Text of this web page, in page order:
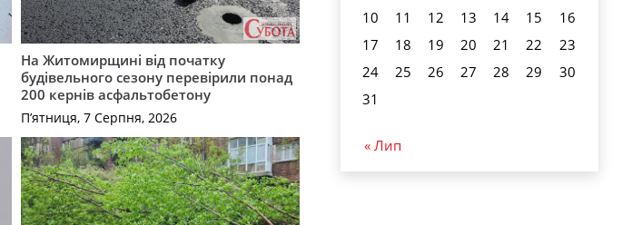
На Житомирщині від початку
будівельного сезону перевірили понад
200 кернів асфальтобетону
П’ятниця, 7 Серпня, 2026
10
11 12 13 14 15
16
17
18 19 20 21 22
23
24
25 26 27 28 29
30
31
« Лип